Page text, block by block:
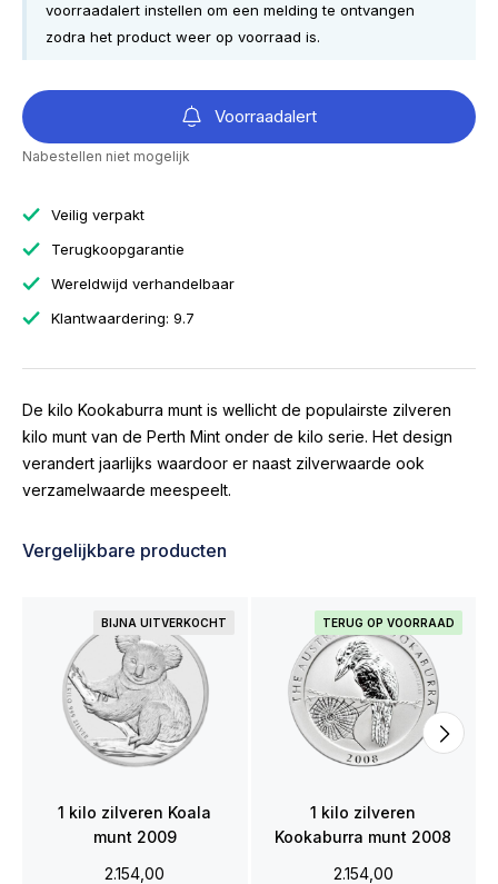
voorraadalert instellen om een melding te ontvangen
zodra het product weer op voorraad is.
Voorraadalert
Nabestellen niet mogelijk
Veilig verpakt
Terugkoopgarantie
Wereldwijd verhandelbaar
Klantwaardering: 9.7
De kilo Kookaburra munt is wellicht de populairste zilveren
kilo munt van de Perth Mint onder de kilo serie. Het design
verandert jaarlijks waardoor er naast zilverwaarde ook
verzamelwaarde meespeelt.
Vergelijkbare producten
BIJNA UITVERKOCHT
1 kilo zilveren Koala
munt 2009
2.154,00
TERUG OP VOORRAAD
1 kilo zilveren
Kookaburra munt 2008
2.154,00